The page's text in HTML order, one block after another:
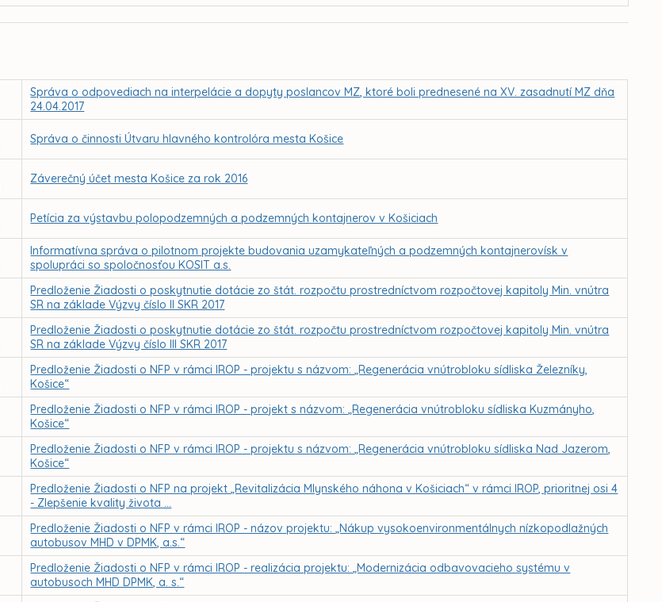
Správa o odpovediach na interpelácie a dopyty poslancov MZ, ktoré boli prednesené na XV. zasadnutí MZ dňa
24.04.2017
Správa o činnosti Útvaru hlavného kontrolóra mesta Košice
Záverečný účet mesta Košice za rok 2016
Petícia za výstavbu polopodzemných a podzemných kontajnerov v Košiciach
Informatívna správa o pilotnom projekte budovania uzamykateľných a podzemných kontajnerovísk v
spolupráci so spoločnosťou KOSIT a.s.
Predloženie Žiadosti o poskytnutie dotácie zo štát. rozpočtu prostredníctvom rozpočtovej kapitoly Min. vnútra
SR na základe Výzvy číslo II SKR 2017
Predloženie Žiadosti o poskytnutie dotácie zo štát. rozpočtu prostredníctvom rozpočtovej kapitoly Min. vnútra
SR na základe Výzvy číslo III SKR 2017
Predloženie Žiadosti o NFP v rámci IROP - projektu s názvom: „Regenerácia vnútrobloku sídliska Železníky,
Košice“
Predloženie Žiadosti o NFP v rámci IROP - projekt s názvom: „Regenerácia vnútrobloku sídliska Kuzmányho,
Košice“
Predloženie Žiadosti o NFP v rámci IROP - projektu s názvom: „Regenerácia vnútrobloku sídliska Nad Jazerom,
Košice“
Predloženie Žiadosti o NFP na projekt „Revitalizácia Mlynského náhona v Košiciach“ v rámci IROP, prioritnej osi 4
- Zlepšenie kvality života ...
Predloženie Žiadosti o NFP v rámci IROP - názov projektu: „Nákup vysokoenvironmentálnych nízkopodlažných
autobusov MHD v DPMK, a.s.“
Predloženie Žiadosti o NFP v rámci IROP - realizácia projektu: „Modernizácia odbavovacieho systému v
autobusoch MHD DPMK, a. s.“